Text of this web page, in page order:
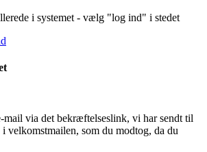
i systemet - vælg "log ind" i stedet
via det bekræftelseslink, vi har sendt til
velkomstmailen, som du modtog, da du